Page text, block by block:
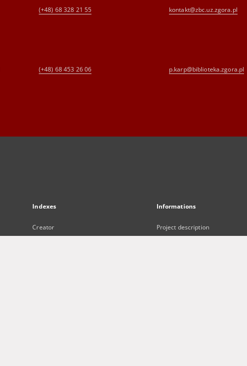
(+48) 68 328 21 55 kontakt@zbc.uz.zgora.pl
(+48) 68 453 26 06 p.karp@biblioteka.zgora.pl
Indexes
Creator
Informations
Project description